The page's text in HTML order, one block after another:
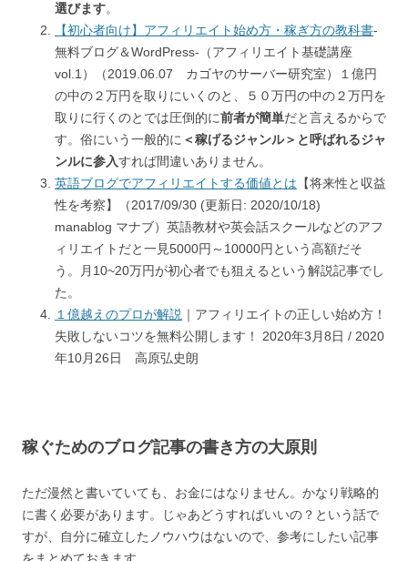
選びます。
【初心者向け】アフィリエイト始め方・稼ぎ方の教科書-
無料ブログ＆WordPress-（アフィリエイト基礎講座
vol.1）（2019.06.07 カゴヤのサーバー研究室）１億円
の中の２万円を取りにいくのと、５０万円の中の２万円を
取りに行くのとでは圧倒的に前者が簡単だと言えるからで
す。俗にいう一般的に ＜稼げるジャンル＞と呼ばれるジャ
ンルに参入すれば間違いありません。
英語ブログでアフィリエイトする価値とは 【将来性と収益
性を考察】（2017/09/30 (更新日: 2020/10/18)
manablog マナブ）英語教材や英会話スクールなどのアフ
ィリエイトだと一見5000円～10000円という高額だそ
う。月10~20万円が初心者でも狙えるという解説記事でし
た。
１億越えのプロが解説 ｜アフィリエイトの正しい始め方！
失敗しないコツを無料公開します！ 2020年3月8日 / 2020
年10月26日 高原弘史朗
稼ぐためのブログ記事の書き方の大原則
ただ漫然と書いていても、お金にはなりません。かなり戦略的
に書く必要があります。じゃあどうすればいいの？という話で
すが、自分に確立したノウハウはないので、参考にしたい記事